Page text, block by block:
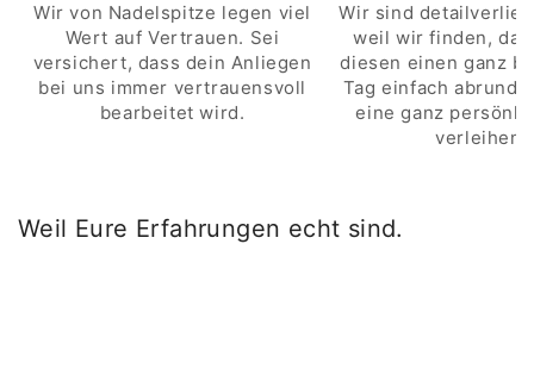
Wir von Nadelspitze legen viel
Wert auf Vertrauen. Sei
versichert, dass dein Anliegen
bei uns immer vertrauensvoll
bearbeitet wird.
Wir sind
weil wir finden,
diesen einen ganz
Tag einfach
eine ganz
verleihen.
Weil Eure Erfahrungen echt sind.